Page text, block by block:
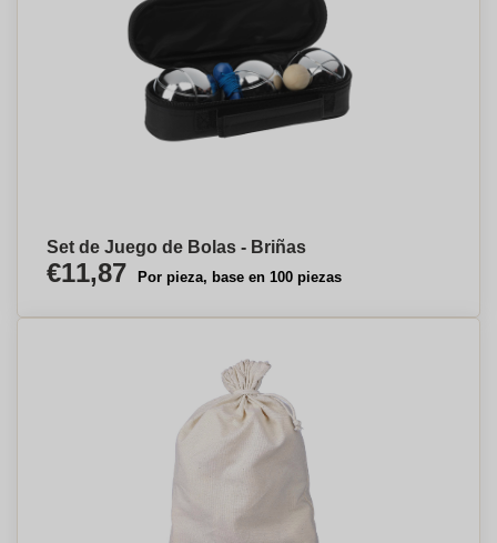
Set de Juego de Bolas - Briñas
€11,87 Por pieza, base en 100 piezas